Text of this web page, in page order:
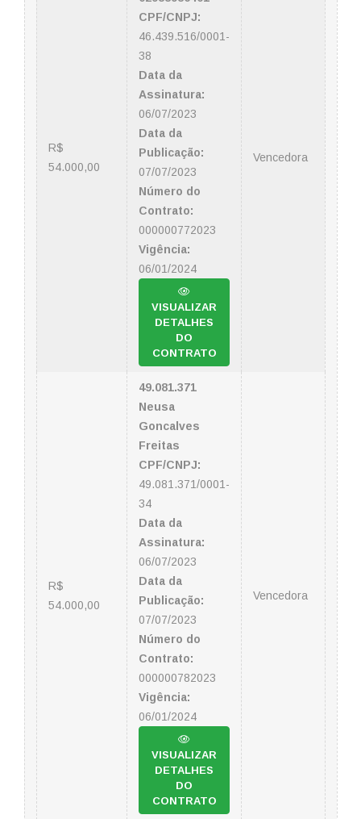
R$
54.000,00
CPF/CNPJ:
46.439.516/0001-
38
Data da
Assinatura:
06/07/2023
Data da
Publicação:
07/07/2023
Número do
Contrato:
000000772023
Vigência:
06/01/2024
VISUALIZAR
DETALHES
DO
CONTRATO
Vencedora
R$
54.000,00
49.081.371
Neusa
Goncalves
Freitas
CPF/CNPJ:
49.081.371/0001-
34
Data da
Assinatura:
06/07/2023
Data da
Publicação:
07/07/2023
Número do
Contrato:
000000782023
Vigência:
06/01/2024
VISUALIZAR
DETALHES
DO
CONTRATO
Vencedora